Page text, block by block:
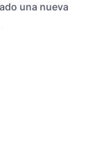
una nueva